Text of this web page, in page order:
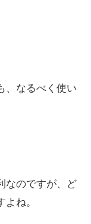
、なるべく使い
なのですが、ど
ね。